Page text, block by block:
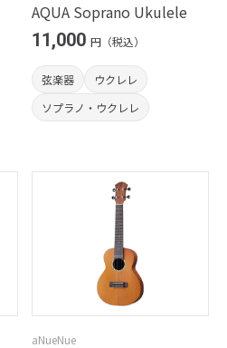
AQUA Soprano Ukulele
11,000 円（税込）
弦楽器
ウクレレ
ソプラノ・ウクレレ
aNueNue